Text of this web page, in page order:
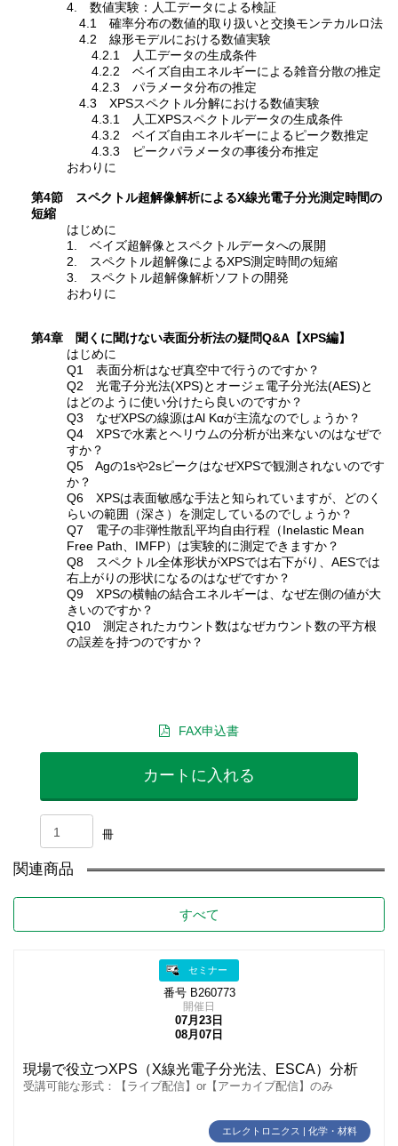
4. 数値実験：人工データによる検証
4.1 確率分布の数値的取り扱いと交換モンテカルロ法
4.2 線形モデルにおける数値実験
4.2.1 人工データの生成条件
4.2.2 ベイズ自由エネルギーによる雑音分散の推定
4.2.3 パラメータ分布の推定
4.3 XPSスペクトル分解における数値実験
4.3.1 人工XPSスペクトルデータの生成条件
4.3.2 ベイズ自由エネルギーによるピーク数推定
4.3.3 ピークパラメータの事後分布推定
おわりに
第4節 スペクトル超解像解析によるX線光電子分光測定時間の
短縮
はじめに
1. ベイズ超解像とスペクトルデータへの展開
2. スペクトル超解像によるXPS測定時間の短縮
3. スペクトル超解像解析ソフトの開発
おわりに
第4章 聞くに聞けない表面分析法の疑問Q&A【XPS編】
はじめに
Q1 表面分析はなぜ真空中で行うのですか？
Q2 光電子分光法(XPS)とオージェ電子分光法(AES)と
はどのように使い分けたら良いのですか？
Q3 なぜXPSの線源はAl Kαが主流なのでしょうか？
Q4 XPSで水素とヘリウムの分析が出来ないのはなぜで
すか？
Q5 Agの1sや2sピークはなぜXPSで観測されないのです
か？
Q6 XPSは表面敏感な手法と知られていますが、どのく
らいの範囲（深さ）を測定しているのでしょうか？
Q7 電子の非弾性散乱平均自由行程（Inelastic Mean
Free Path、IMFP）は実験的に測定できますか？
Q8 スペクトル全体形状がXPSでは右下がり、AESでは
右上がりの形状になるのはなぜですか？
Q9 XPSの横軸の結合エネルギーは、なぜ左側の値が大
きいのですか？
Q10 測定されたカウント数はなぜカウント数の平方根
の誤差を持つのですか？
FAX申込書
カートに入れる
冊
関連商品
すべて
セミナー
番号 B260773
開催日
07月23日
08月07日
現場で役立つXPS（X線光電子分光法、ESCA）分析
受講可能な形式：【ライブ配信】or【アーカイブ配信】のみ
エレクトロニクス | 化学・材料